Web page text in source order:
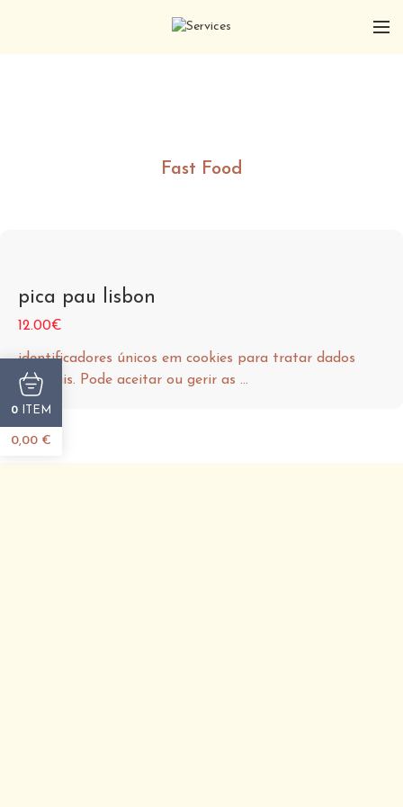
Fast Food
pica pau lisbon
12.00€
identificadores únicos em cookies para tratar dados
pessoais. Pode aceitar ou gerir as ...
0 ITEM
0,00 €